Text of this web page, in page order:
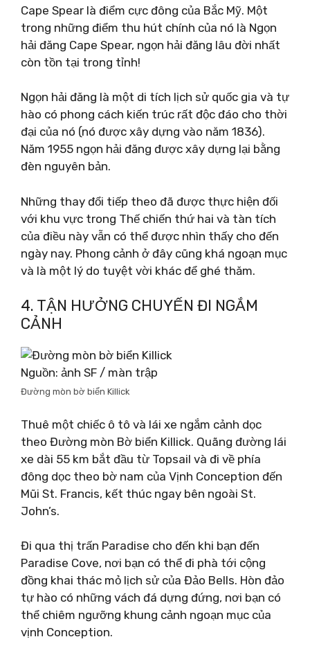
Cape Spear là điểm cực đông của Bắc Mỹ. Một
trong những điểm thu hút chính của nó là Ngọn
hải đăng Cape Spear, ngọn hải đăng lâu đời nhất
còn tồn tại trong tỉnh!
Ngọn hải đăng là một di tích lịch sử quốc gia và tự
hào có phong cách kiến ​​trúc rất độc đáo cho thời
đại của nó (nó được xây dựng vào năm 1836).
Năm 1955 ngọn hải đăng được xây dựng lại bằng
đèn nguyên bản.
Những thay đổi tiếp theo đã được thực hiện đối
với khu vực trong Thế chiến thứ hai và tàn tích
của điều này vẫn có thể được nhìn thấy cho đến
ngày nay. Phong cảnh ở đây cũng khá ngoạn mục
và là một lý do tuyệt vời khác để ghé thăm.
4. TẬN HƯỞNG CHUYẾN ĐI NGẮM
CẢNH
Nguồn: ảnh SF / màn trập
Đường mòn bờ biển Killick
Thuê một chiếc ô tô và lái xe ngắm cảnh dọc
theo Đường mòn Bờ biển Killick. Quãng đường lái
xe dài 55 km bắt đầu từ Topsail và đi về phía
đông dọc theo bờ nam của Vịnh Conception đến
Mũi St. Francis, kết thúc ngay bên ngoài St.
John’s.
Đi qua thị trấn Paradise cho đến khi bạn đến
Paradise Cove, nơi bạn có thể đi phà tới cộng
đồng khai thác mỏ lịch sử của Đảo Bells. Hòn đảo
tự hào có những vách đá dựng đứng, nơi bạn có
thể chiêm ngưỡng khung cảnh ngoạn mục của
vịnh Conception.